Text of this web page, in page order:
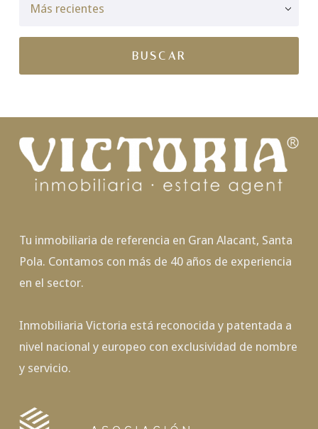
Tu inmobiliaria de referencia en Gran Alacant, Santa
Pola. Contamos con más de 40 años de experiencia
en el sector.
Inmobiliaria Victoria está reconocida y patentada a
nivel nacional y europeo con exclusividad de nombre
y servicio.